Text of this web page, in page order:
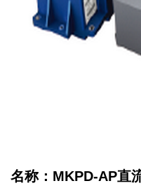
名称：MKPD-AP直